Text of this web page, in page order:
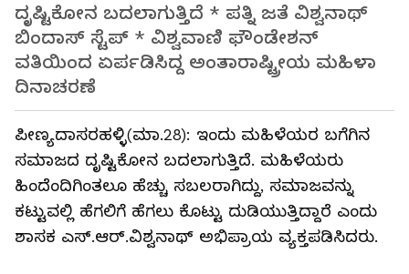
ದೃಷ್ಟಿಕೋನ ಬದಲಾಗುತ್ತಿದೆ * ಪತ್ನಿ ಜತೆ ವಿಶ್ವನಾಥ್‌
ಬಿಂದಾಸ್‌ ಸ್ಟೆಪ್‌ * ವಿಶ್ವವಾಣಿ ಫೌಂಡೇಶನ್‌
ವತಿಯಿಂದ ಏರ್ಪಡಿಸಿದ್ದ ಅಂತಾರಾಷ್ಟ್ರೀಯ ಮಹಿಳಾ
ದಿನಾಚರಣೆ
ಪೀಣ್ಯದಾಸರಹಳ್ಳಿ(ಮಾ.28): ಇಂದು ಮಹಿಳೆಯರ ಬಗೆಗಿನ
ಸಮಾಜದ ದೃಷ್ಟಿಕೋನ ಬದಲಾಗುತ್ತಿದೆ. ಮಹಿಳೆಯರು
ಹಿಂದೆಂದಿಗಿಂತಲೂ ಹೆಚ್ಚು ಸಬಲರಾಗಿದ್ದು, ಸಮಾಜವನ್ನು
ಕಟ್ಟುವಲ್ಲಿ ಹೆಗಲಿಗೆ ಹೆಗಲು ಕೊಟ್ಟು ದುಡಿಯುತ್ತಿದ್ದಾರೆ ಎಂದು
ಶಾಸಕ ಎಸ್‌.ಆರ್‌.ವಿಶ್ವನಾಥ್‌ ಅಭಿಪ್ರಾಯ ವ್ಯಕ್ತಪಡಿಸಿದರು.